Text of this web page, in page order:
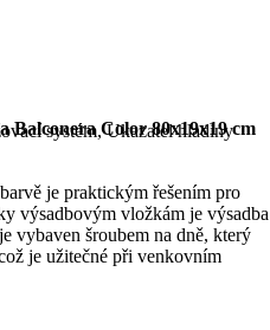
systém, Ukazatel hladiny
Balconera Color 80x19x19 cm
je praktickým řešením pro
výsadbovým vložkám je výsadba
vybaven šroubem na dně, který
je užitečné při venkovním